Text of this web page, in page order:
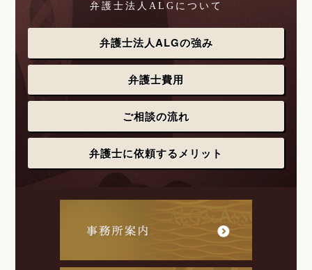
弁護士法人ALGについて
弁護士法人ALGの強み
弁護士費用
ご相談の流れ
弁護士に依頼するメリット